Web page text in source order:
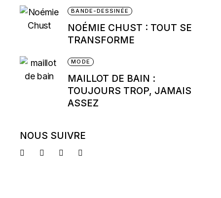
BANDE-DESSINÉE
NOÉMIE CHUST : TOUT SE
TRANSFORME
MODE
MAILLOT DE BAIN :
TOUJOURS TROP, JAMAIS
ASSEZ
NOUS SUIVRE